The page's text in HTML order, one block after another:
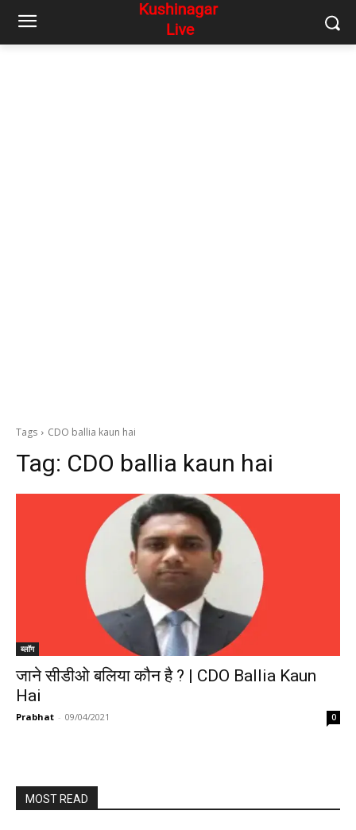
Tags CDO ballia kaun hai
Tag: CDO ballia kaun hai
ब्लॉग
जाने सीडीओ बलिया कौन है ? | CDO Ballia Kaun
Hai
Prabhat - 09/04/2021 0
MOST READ